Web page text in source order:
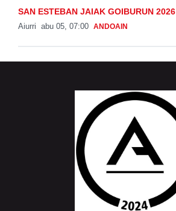
SAN ESTEBAN JAIAK GOIBURUN 2026
Aiurri abu 05, 07:00 ANDOAIN